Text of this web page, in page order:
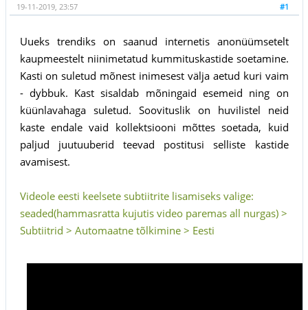
#1
19-11-2019, 23:57
Uueks trendiks on saanud internetis anonüümsetelt
kaupmeestelt niinimetatud kummituskastide soetamine.
Kasti on suletud mõnest inimesest välja aetud kuri vaim
- dybbuk. Kast sisaldab mõningaid esemeid ning on
küünlavahaga suletud. Soovituslik on huvilistel neid
kaste endale vaid kollektsiooni mõttes soetada, kuid
paljud juutuuberid teevad postitusi selliste kastide
avamisest.
Videole eesti keelsete subtiitrite lisamiseks valige:
seaded(hammasratta kujutis video paremas all nurgas) >
Subtiitrid > Automaatne tõlkimine > Eesti